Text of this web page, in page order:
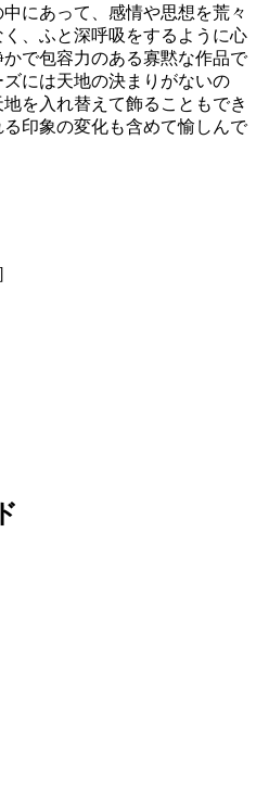
にあって、感情や思想を荒々
、ふと深呼吸をするように心
で包容力のある寡黙な作品で
には天地の決まりがないの
を入れ替えて飾ることもでき
印象の変化も含めて愉しんで